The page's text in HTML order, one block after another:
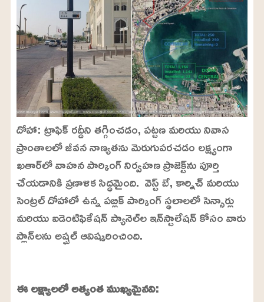
దోహా: ట్రాఫిక్ రద్దీని తగ్గించడం, పట్టణ మరియు నివాస
ప్రాంతాలలో జీవన నాణ్యతను మెరుగుపరచడం లక్ష్యంగా
ఖతార్‌లో వాహన పార్కింగ్ నిర్వహణ ప్రాజెక్ట్‌ను పూర్తి
చేయడానికి ప్రణాళిక సిద్ధమైంది. వెస్ట్ బే, కార్నిచ్ మరియు
సెంట్రల్ దోహాలో ఉన్న పబ్లిక్ పార్కింగ్ స్థలాలలో సెన్సార్లు
మరియు ఐడెంటిఫికేషన్ ప్యానెల్‌ల ఇన్‌స్టాలేషన్ కోసం వారు
ప్లాన్‌లను అష్ఘల్ ఆవిష్కరించింది.
U
n
a
d
ఈ లక్ష్యాలలో అత్యంత ముఖ్యమైనవి: